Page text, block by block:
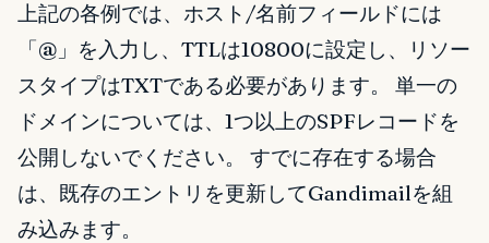
上記の各例では、ホスト/名前フィールドには
「@ 」を入力し、TTLは10800に設定し、リソー
スタイプはTXTである必要があります。 単一の
ドメインについては、1つ以上のSPFレコードを
公開しないでください。 すでに存在する場合
は、既存のエントリを更新してGandimailを組
み込みます。